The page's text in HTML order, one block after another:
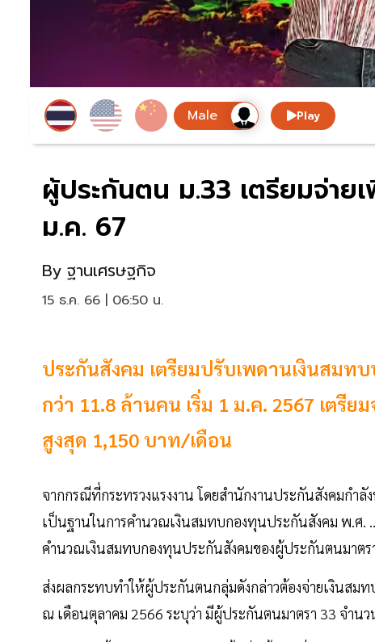
Play
ผู้ประกันตน ม.33 เตรียมจ่าย
ม.ค. 67
By ฐานเศรษฐกิจ
15 ธ.ค. 66 | 06:50 น.
ประกันสังคม เตรียมปรับเพดานเงินสมท
กว่า 11.8 ล้านคน เริ่ม 1 ม.ค. 2567 เตรี
สูงสุด 1,150 บาท/เดือน
จากกรณีที่กระทรวงแรงงาน โดยสำนักงานประกันสังคมกำ
เป็นฐานในการคำนวณเงินสมทบกองทุนประกันสังคม พ.ศ.
คำนวณเงินสมทบกองทุนประกันสังคมของผู้ประกันตนมาตร
ส่งผลกระทบทำให้ผู้ประกันตนกลุ่มดังกล่าวต้องจ่ายเงินส
ณ เดือนตุลาคม 2566 ระบุว่า มีผู้ประกันตนมาตรา 33 จำน